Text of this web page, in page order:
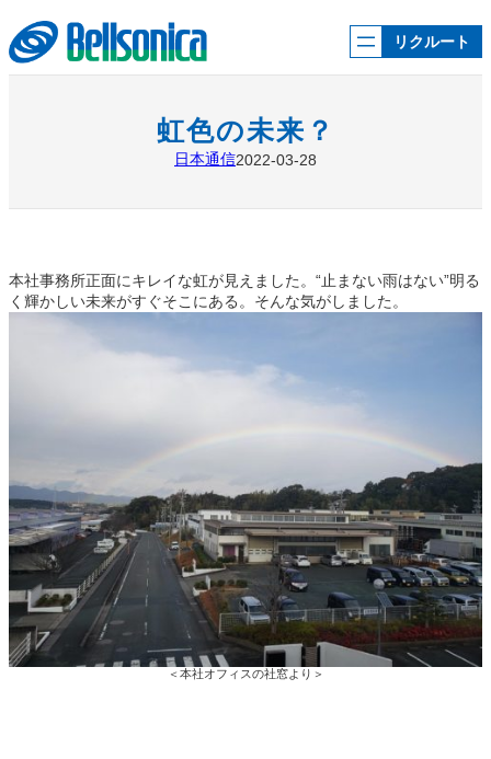
容
を
ス
リクルート
虹色の未来？
日本通信2022-03-28
本社事務所正面にキレイな虹が見えました。“止まない雨はない”明る
く輝かしい未来がすぐそこにある。そんな気がしました。
＜本社オフィスの社窓より＞